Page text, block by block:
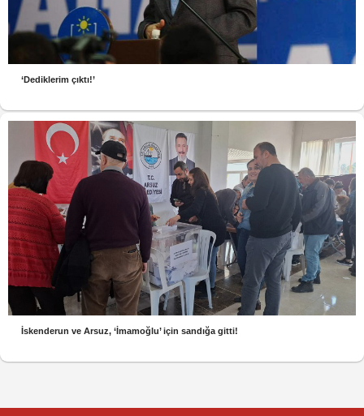
‘Dediklerim çıktı!’
İskenderun ve Arsuz, ‘İmamoğlu’ için sandığa gitti!